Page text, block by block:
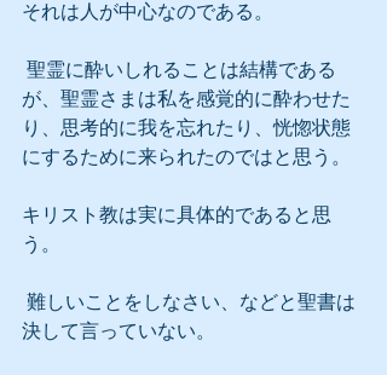
それは人が中心なのである。
が、聖霊さまは私を感覚的に酔わせた
り、思考的に我を忘れたり、恍惚状態
にするために来られたのではと思う。
キリスト教は実に具体的であると思
う。
決して言っていない。